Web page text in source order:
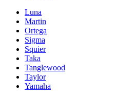
Luna
Martin
Ortega
Sigma
Squier
Taka
Tanglewood
Taylor
Yamaha